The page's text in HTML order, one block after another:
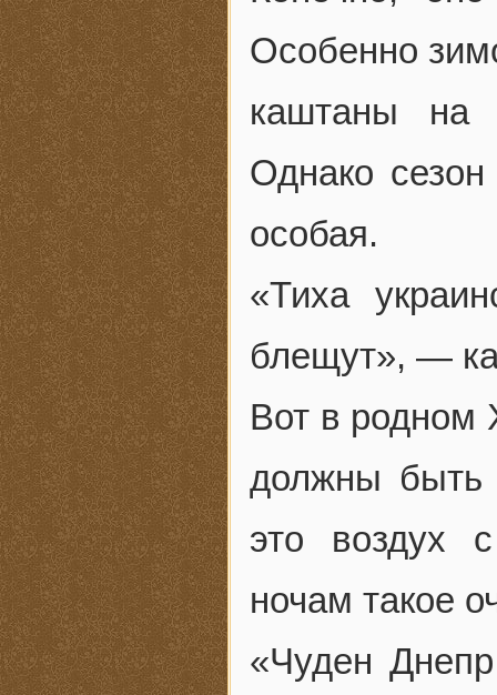
Особенно
каштаны на
Однако
особая.
«Тиха
блещут», —
Вот в родном
должны быть
это воздух
ночам такое
«Чуден